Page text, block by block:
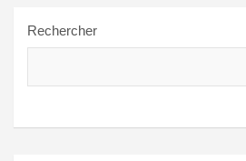
Rechercher